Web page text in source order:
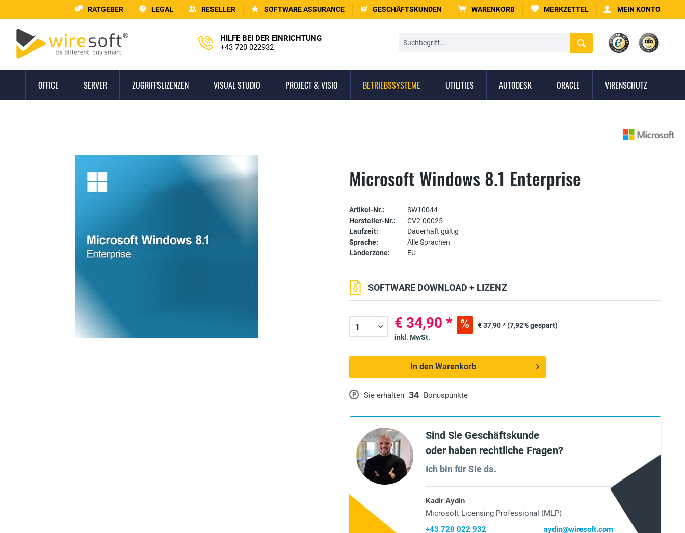
RATGEBER LEGAL RESELLER SOFTWARE ASSURANCE GESCHÄFTSKUNDEN WARENKORB MERKZETTEL MEIN KONTO
HILFE BEI DER EINRICHTUNG
+43 720 022932
OFFICE SERVER ZUGRIFFSLIZENZEN VISUAL STUDIO PROJECT & VISIO BETRIEBSSYSTEME UTILITIES AUTODESK ORACLE VIRENSCHUTZ
Microsoft Windows 8.1 Enterprise
Artikel-Nr.:
SW10044
Hersteller-Nr.:
CV2-00025
Laufzeit:
Dauerhaft gültig
Sprache:
Alle Sprachen
Länderzone:
EU
P Sie erhalten 34 Bonuspunkte
SOFTWARE DOWNLOAD + LIZENZ
€ 34,90 * € 37,90 *(7,92% gespart)
inkl. MwSt.
In den Warenkorb
Sind Sie Geschäftskunde
oder haben rechtliche Fragen?
Ich bin für Sie da.
Kadir Aydin
Microsoft Licensing Professional (MLP)
+43 720 022 932
aydin@wiresoft.com